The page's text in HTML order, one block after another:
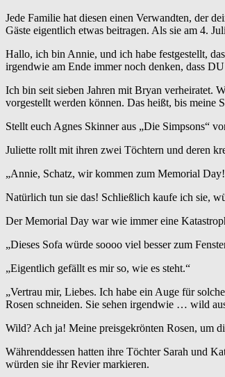
Jede Familie hat diesen einen Verwandten, der
Gäste eigentlich etwas beitragen. Als sie am 4.
Hallo, ich bin Annie, und ich habe festgestellt,
irgendwie am Ende immer noch denken, dass
Ich bin seit sieben Jahren mit Bryan verheiratet.
vorgestellt werden können. Das heißt, bis meine
Stellt euch Agnes Skinner aus „Die Simpsons“
Juliette rollt mit ihren zwei Töchtern und deren
„Annie, Schatz, wir kommen zum Memorial
Natürlich tun sie das! Schließlich kaufe ich sie,
Der Memorial Day war wie immer eine
„Dieses Sofa würde soooo viel besser zum
„Eigentlich gefällt es mir so, wie es steht.“
„Vertrau mir, Liebes. Ich habe ein Auge für
Rosen schneiden. Sie sehen irgendwie … wild
Wild? Ach ja! Meine preisgekrönten Rosen, um
Währenddessen hatten ihre Töchter Sarah und
würden sie ihr Revier markieren.